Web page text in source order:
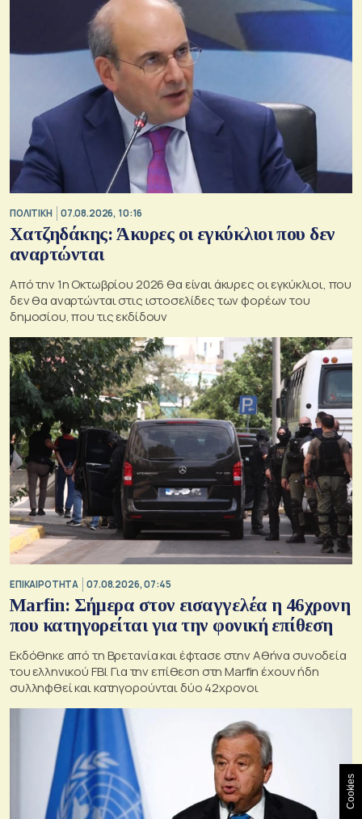
ΠΟΛΙΤΙΚΗ 07.08.2026, 10:16
Χατζηδάκης: Άκυρες οι εγκύκλιοι που δεν
αναρτώνται
Από την 1η Οκτωβρίου 2026 θα είναι άκυρες οι εγκύκλιοι, που
δεν θα αναρτώνται στις ιστοσελίδες των φορέων του
δημοσίου, που τις εκδίδουν
ΕΠΙΚΑΙΡΟΤΗΤΑ 07.08.2026, 07:45
Marfin: Σήμερα στον εισαγγελέα η 46χρονη
που κατηγορείται για την φονική επίθεση
Εκδόθηκε από τη Βρετανία και έφτασε στην Αθήνα συνοδεία
του ελληνικού FBI. Για την επίθεση στη Marfin έχουν ήδη
συλληφθεί και κατηγορούνται δύο 42χρονοι
Cookies